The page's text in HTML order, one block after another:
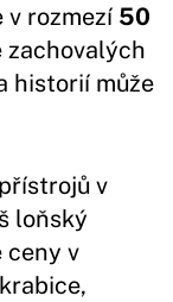
v rozmezí 50
zachovalých
historií může
v
loňský
ceny v